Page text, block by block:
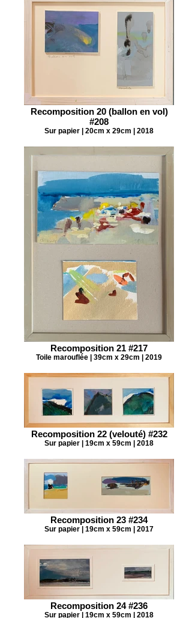
Recomposition 20 (ballon en vol)
#208
Sur papier | 20cm x 29cm | 2018
Recomposition 21 #217
Toile marouflée | 39cm x 29cm | 2019
Recomposition 22 (velouté) #232
Sur papier | 19cm x 59cm | 2018
Recomposition 23 #234
Sur papier | 19cm x 59cm | 2017
Recomposition 24 #236
Sur papier | 19cm x 59cm | 2018